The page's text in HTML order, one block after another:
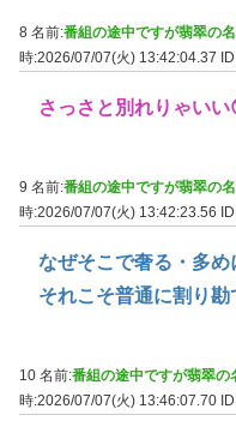
8 名前:番組の途中ですが翡翠の
時:2026/07/07(火) 13:42:04.37
さっさと別れりゃいい
9 名前:番組の途中ですが翡翠の
時:2026/07/07(火) 13:42:23.56
なぜそこで奢る・多
それこそ普通に割り
10 名前:番組の途中ですが翡翠の
時:2026/07/07(火) 13:46:07.70